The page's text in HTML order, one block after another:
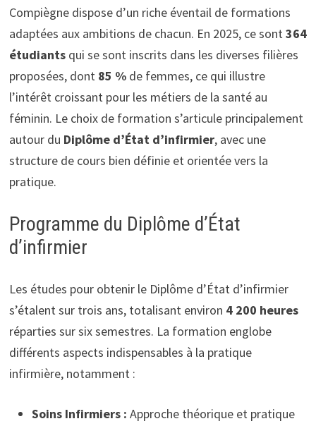
Compiègne dispose d’un riche éventail de formations
adaptées aux ambitions de chacun. En 2025, ce sont364
étudiantsqui se sont inscrits dans les diverses filières
proposées, dont 85 %de femmes, ce qui illustre
l’intérêt croissant pour les métiers de la santé au
féminin. Le choix de formation s’articule principalement
autour du Diplôme d’État d’infirmier, avec une
structure de cours bien définie et orientée vers la
pratique.
Programme du Diplôme d’État
d’infirmier
Les études pour obtenir le Diplôme d’État d’infirmier
s’étalent sur trois ans, totalisant environ 4 200 heures
réparties sur six semestres. La formation englobe
différents aspects indispensables à la pratique
infirmière, notamment :
Soins Infirmiers : Approche théorique et pratique